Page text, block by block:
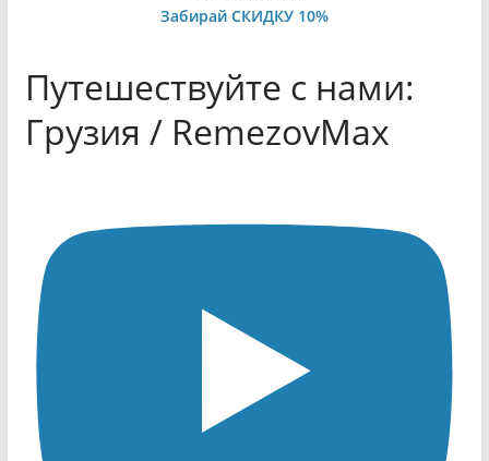
Забирай СКИДКУ 10%
Путешествуйте с нами:
Грузия / RemezovMax